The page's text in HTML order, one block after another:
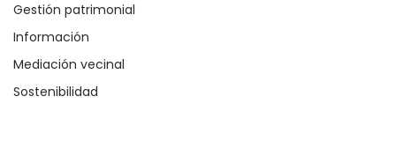
Gestión patrimonial
Información
Mediación vecinal
Sostenibilidad